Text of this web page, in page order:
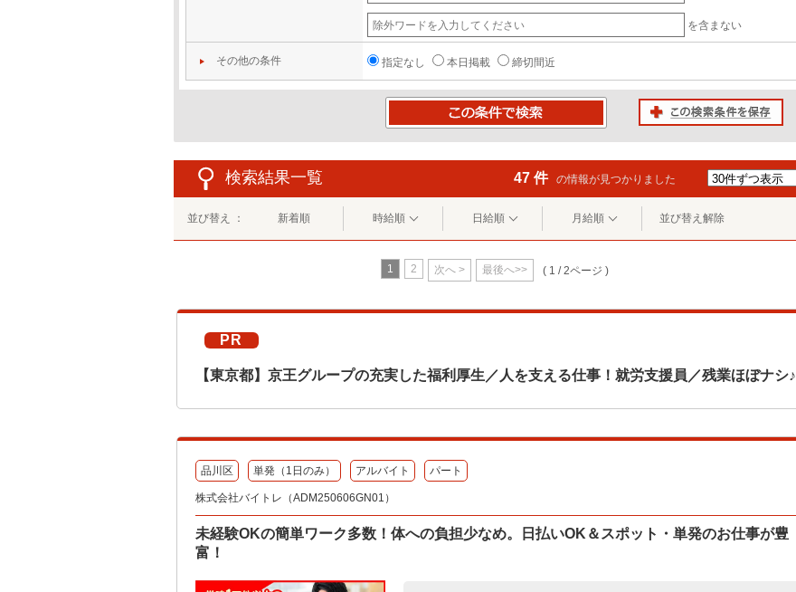
を含まない
その他の条件 指定なし 本日掲載 締切間近
検索結果一覧 47 件 の情報が見つかりました
並び替え ： 新着順 時給順 日給順 月給順 並び替え解除
1 2 次へ > 最後へ>> ( 1 / 2ページ )
PR
【東京都】京王グループの充実した福利厚生／人を支える仕事！就労支援員／残業ほぼナシ♪
品川区 単発（1日のみ） アルバイト パート
株式会社バイトレ（ADM250606GN01）
未経験OKの簡単ワーク多数！体への負担少なめ。日払いOK＆スポット・単発のお仕事が豊
富！